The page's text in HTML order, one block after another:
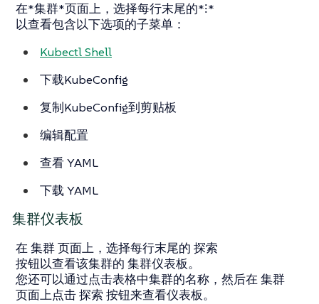
在*集群*页面上，选择每行末尾的*⁝*
以查看包含以下选项的子菜单：
Kubectl Shell
下载KubeConfig
复制KubeConfig到剪贴板
编辑配置
查看 YAML
下载 YAML
集群仪表板
在集群页面上，选择每行末尾的 探索
按钮以查看该集群的 集群仪表板。
您还可以通过点击表格中集群的名称，然后在集群
页面上点击探索 按钮来查看仪表板。